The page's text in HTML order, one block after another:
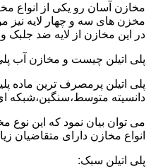
مخازن آسان رو یکی از
مخزن های سه و چهار لایه نیز
در این مخازن از لایه ضد
پلی اتیلن چیست و مخازن آب
دانسیته متوسط،سنگین،شبکه
می توان بیان نمود که این
انواع مخازن دارای متقاضیان
پلی اتیلن سبک: